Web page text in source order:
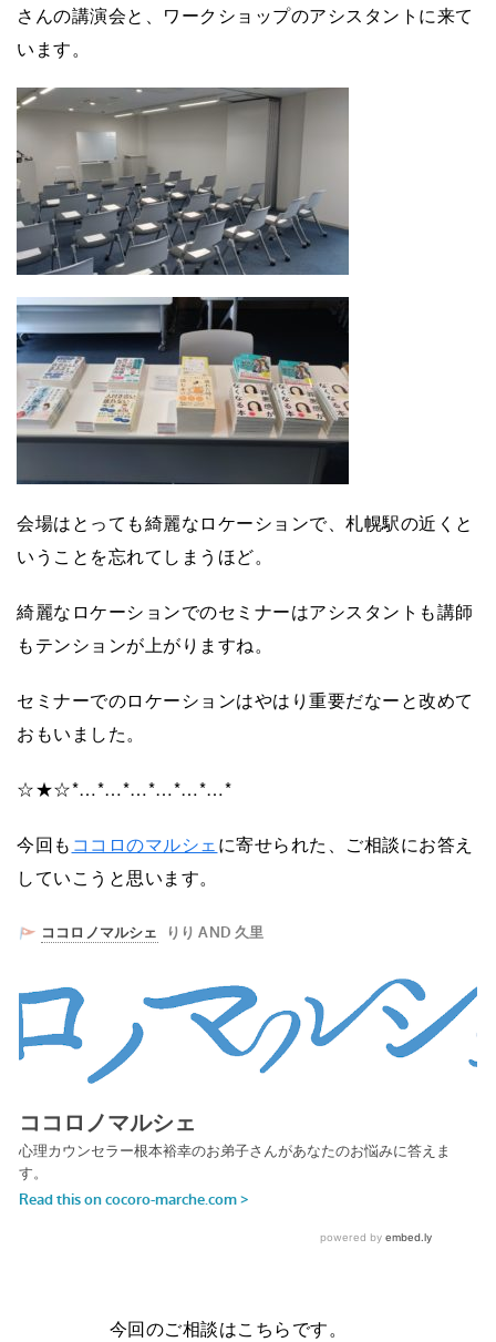
さんの講演会と、ワークショップのアシスタントに来て
います。
会場はとっても綺麗なロケーションで、札幌駅の近くと
いうことを忘れてしまうほど。
綺麗なロケーションでのセミナーはアシスタントも講師
もテンションが上がりますね。
セミナーでのロケーションはやはり重要だなーと改めて
おもいました。
☆★☆*…*…*…*…*…*…*
今回も ココロのマルシェ に寄せられた、ご相談にお答え
していこうと思います。
今回のご相談はこちらです。